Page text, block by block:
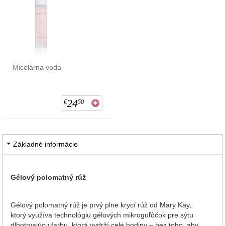
Micelárna voda
€2450
Základné informácie
Gélový polomatný rúž
Gélový polomatný rúž je prvý plne krycí rúž od Mary Kay,
ktorý využíva technológiu gélových mikroguľôčok pre sýtu